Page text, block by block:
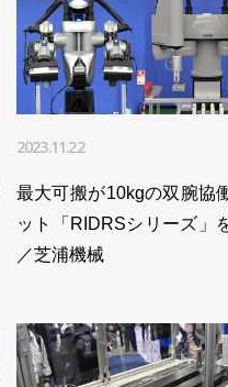
2023.11.22
最大可搬が10kgの双腕協
ット「RIDRSシリーズ」
／芝浦機械